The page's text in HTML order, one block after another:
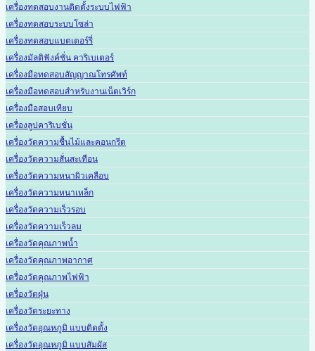
เครื่องทดสอบงานติดตั้งระบบไฟฟ้า
เครื่องทดสอบระบบโซล่า
เครื่องทดสอบแบตเตอร์รี่
เครื่องมัลติฟังค์ชั่น คาริเบเตอร์
เครื่องมือทดสอบสัญญาณโทรศัพท์
เครื่องมือทดสอบสำหรับงานเน็ตเวิร์ก
เครื่องมือสอบเทียบ
เครื่องลูปคาริเบชั่น
เครื่องวัดความชื้นไม้และคอนกรีต
เครื่องวัดความสั่นสะเทือน
เครื่องวัดความหนาผิวเคลือบ
เครื่องวัดความหนาเหล็ก
เครื่องวัดความเร็วรอบ
เครื่องวัดความเร็วลม
เครื่องวัดคุณภาพน้ำ
เครื่องวัดคุณภาพอากาศ
เครื่องวัดคุณภาพไฟฟ้า
เครื่องวัดฝุ่น
เครื่องวัดระยะทาง
เครื่องวัดอุณหภูมิ แบบติดตั้ง
เครื่องวัดอุณหภูมิ แบบสัมผัส